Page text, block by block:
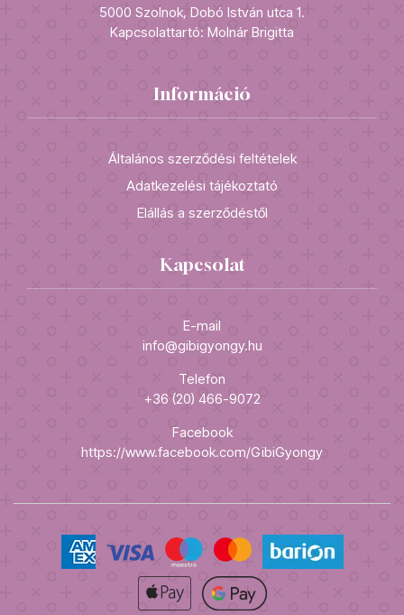
5000 Szolnok, Dobó István utca 1.
Kapcsolattartó: Molnár Brigitta
Információ
Általános szerződési feltételek
Adatkezelési tájékoztató
Elállás a szerződéstől
Kapcsolat
E-mail
info@gibigyongy.hu
Telefon
+36 (20) 466-9072
Facebook
https://www.facebook.com/GibiGyongy